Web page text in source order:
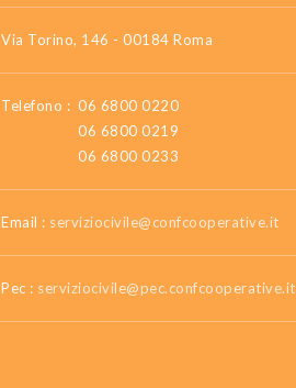
Via Torino, 146 - 00184 Roma
Telefono : 06 6800 0220
06 6800 0219
06 6800 0233
Email : serviziocivile@confcooperative.it
Pec : serviziocivile@pec.confcooperative.it